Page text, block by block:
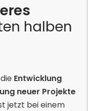
halben
Entwicklung
neuer Projekte
jetzt bei einem